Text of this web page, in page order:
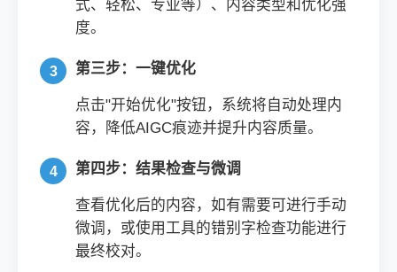
式、轻松、专业等）、内容类型和优化强
度。
第三步：一键优化
点击"开始优化"按钮，系统将自动处理内
容，降低AIGC痕迹并提升内容质量。
第四步：结果检查与微调
查看优化后的内容，如有需要可进行手动
微调，或使用工具的错别字检查功能进行
最终校对。